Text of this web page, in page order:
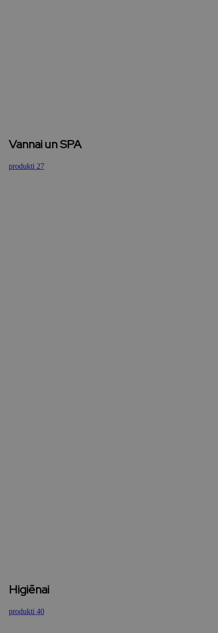
Vannai un SPA
produkti 27
Higiēnai
produkti 40